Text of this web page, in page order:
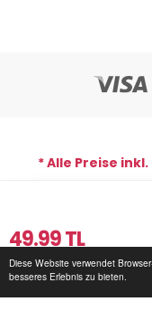
Diese Website verwendet
besseres Erlebnis zu bieten.
49.99TL
* Alle Preise
Copyright © 2026 MB
Startseite
Login für